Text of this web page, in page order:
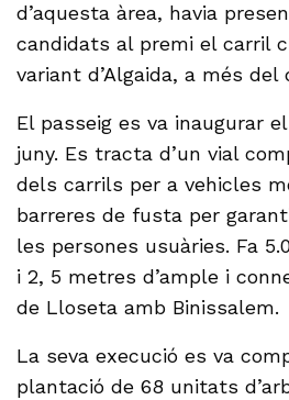
d’aquesta àrea, havia
candidats al premi el carril
variant d’Algaida, a més del
El passeig es va inaugurar
juny. Es tracta d’un vial
dels carrils per a vehicles
barreres de fusta per
les persones usuàries. Fa
i 2, 5 metres d’ample i
de Lloseta amb Binissalem.
La seva execució es va
plantació de 68 unitats